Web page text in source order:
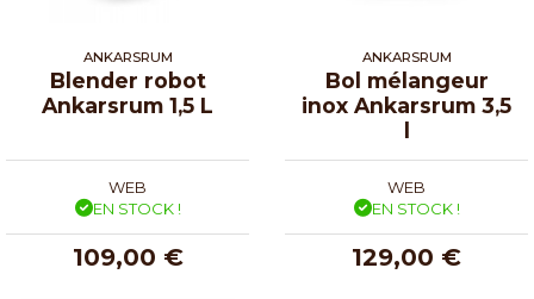
ANKARSRUM
Blender robot
Ankarsrum 1,5 L
WEB
EN STOCK !
109,00 €
ANKARSRUM
Bol mélangeur
inox Ankarsrum 3,5
l
WEB
EN STOCK !
129,00 €